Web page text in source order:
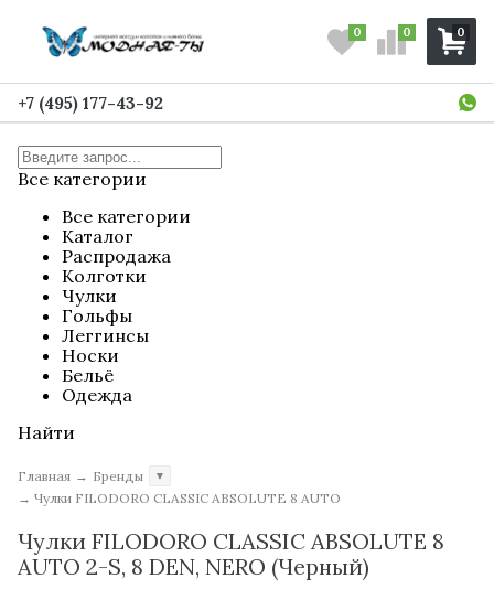
0
0 0
+7 (495) 177-43-92
Все категории
Все категории
Каталог
Распродажа
Колготки
Чулки
Гольфы
Леггинсы
Носки
Бельё
Одежда
Найти
Главная → Бренды ▼
→ Чулки FILODORO CLASSIC ABSOLUTE 8 AUTO
Чулки FILODORO CLASSIC ABSOLUTE 8
AUTO 2-S, 8 DEN, NERO (Черный)